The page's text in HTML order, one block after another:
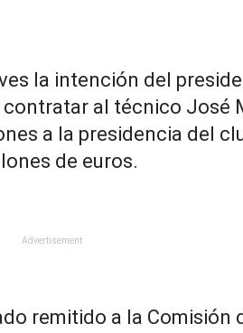
la intención del
al técnico José
a la presidencia del
de euros.
remitido a la Comisión